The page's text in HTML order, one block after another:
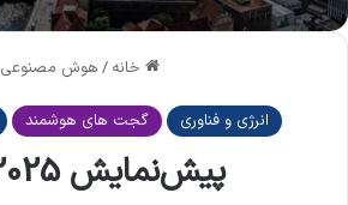
خانه / هوش مصنوعی
انرژی و فناوری گجت های هوشمند
پیش‌نمایش IFA 2025